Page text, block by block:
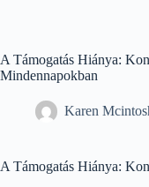
A Támogatás Hiánya:
Mindennapokban
Karen
A Támogatás Hiánya: